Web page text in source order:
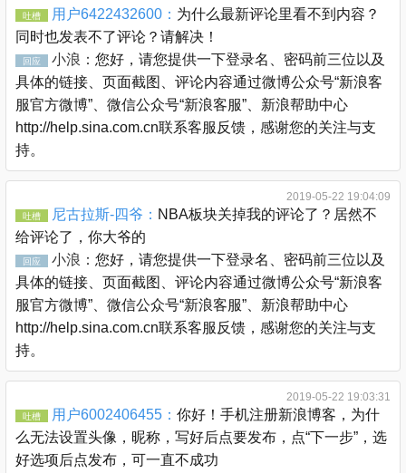
吐槽 用户6422432600： 为什么最新评论里看不到内容？
同时也发表不了评论？请解决！
回应 小浪： 您好，请您提供一下登录名、密码前三位以及
具体的链接、页面截图、评论内容通过微博公众号“新浪客
服官方微博”、微信公众号“新浪客服”、新浪帮助中心
http://help.sina.com.cn联系客服反馈，感谢您的关注与支
持。
2019-05-22 19:04:09
吐槽 尼古拉斯-四爷： NBA板块关掉我的评论了？居然不
给评论了，你大爷的
回应 小浪： 您好，请您提供一下登录名、密码前三位以及
具体的链接、页面截图、评论内容通过微博公众号“新浪客
服官方微博”、微信公众号“新浪客服”、新浪帮助中心
http://help.sina.com.cn联系客服反馈，感谢您的关注与支
持。
2019-05-22 19:03:31
吐槽 用户6002406455： 你好！手机注册新浪博客，为什
么无法设置头像，昵称，写好后点要发布，点“下一步”，选
好选项后点发布，可一直不成功